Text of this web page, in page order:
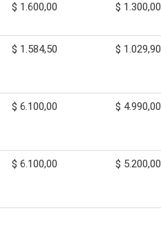
$ 1.600,00 $ 1.300,00
$ 1.584,50 $ 1.029,90
$ 6.100,00 $ 4.990,00
$ 6.100,00 $ 5.200,00